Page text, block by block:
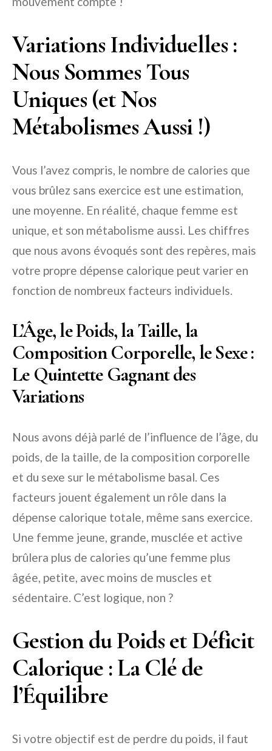
Variations Individuelles :
Nous Sommes Tous
Uniques (et Nos
Métabolismes Aussi !)
Vous l’avez compris, le nombre de calories que
vous brûlez sans exercice est une estimation,
une moyenne. En réalité, chaque femme est
unique, et son métabolisme aussi. Les chiffres
que nous avons évoqués sont des repères, mais
votre propre dépense calorique peut varier en
fonction de nombreux facteurs individuels.
L’Âge, le Poids, la Taille, la
Composition Corporelle, le Sexe :
Le Quintette Gagnant des
Variations
Nous avons déjà parlé de l’influence de l’âge, du
poids, de la taille, de la composition corporelle
et du sexe sur le métabolisme basal. Ces
facteurs jouent également un rôle dans la
dépense calorique totale, même sans exercice.
Une femme jeune, grande, musclée et active
brûlera plus de calories qu’une femme plus
âgée, petite, avec moins de muscles et
sédentaire. C’est logique, non ?
Gestion du Poids et Déficit
Calorique : La Clé de
l’Équilibre
Si votre objectif est de perdre du poids, il faut